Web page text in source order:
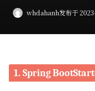
whdahanh发布于
1. Spring